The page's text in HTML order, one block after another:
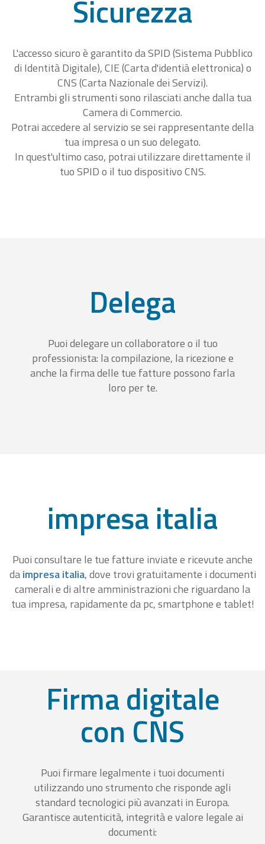
Sicurezza
L'accesso sicuro è garantito da SPID (Sistema Pubblico
di Identità Digitale), CIE (Carta d'identià elettronica) o
CNS (Carta Nazionale dei Servizi).
Entrambi gli strumenti sono rilasciati anche dalla tua
Camera di Commercio.
Potrai accedere al servizio se sei rappresentante della
tua impresa o un suo delegato.
In quest'ultimo caso, potrai utilizzare direttamente il
tuo SPID o il tuo dispositivo CNS.
Delega
Puoi delegare un collaboratore o il tuo
professionista: la compilazione, la ricezione e
anche la firma delle tue fatture possono farla
loro per te.
impresa italia
Puoi consultare le tue fatture inviate e ricevute anche
daimpresa italia, dove trovi gratuitamente i documenti
camerali e di altre amministrazioni che riguardano la
tua impresa, rapidamente da pc, smartphone e tablet!
Firma digitale
con CNS
Puoi firmare legalmente i tuoi documenti
utilizzando uno strumento che risponde agli
standard tecnologici più avanzati in Europa.
Garantisce autenticità, integrità e valore legale ai
documenti: